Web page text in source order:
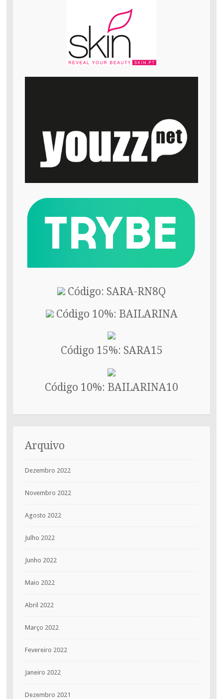
Código: SARA-RN8Q
Código 10%: BAILARINA
Código 15%: SARA15
Código 10%: BAILARINA10
Arquivo
Dezembro 2022
Novembro 2022
Agosto 2022
Julho 2022
Junho 2022
Maio 2022
Abril 2022
Março 2022
Fevereiro 2022
Janeiro 2022
Dezembro 2021